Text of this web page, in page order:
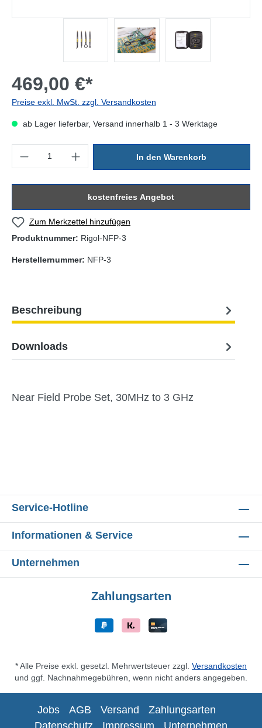
469,00 €*
Preise exkl. MwSt. zzgl. Versandkosten
ab Lager lieferbar, Versand innerhalb 1 - 3 Werktage
In den Warenkorb
kostenfreies Angebot
Zum Merkzettel hinzufügen
Produktnummer: Rigol-NFP-3
Herstellernummer: NFP-3
Beschreibung
Downloads
Near Field Probe Set, 30MHz to 3 GHz
Service-Hotline
Informationen & Service
Unternehmen
Zahlungsarten
* Alle Preise exkl. gesetzl. Mehrwertsteuer zzgl. Versandkosten
und ggf. Nachnahmegebühren, wenn nicht anders angegeben.
Jobs AGB Versand
Zahlungsarten
Datenschutz
Impressum Unternehmen